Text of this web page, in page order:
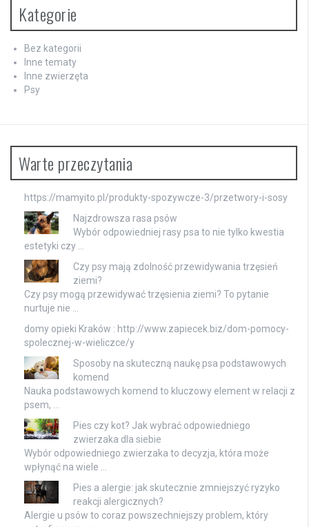
Kategorie
Bez kategorii
Inne tematy
Inne zwierzęta
Psy
Warte przeczytania
https://mamyito.pl/produkty-spozywcze-3/przetwory-i-sosy
Najzdrowsza rasa psów
Wybór odpowiedniej rasy psa to nie tylko kwestia
estetyki czy …
Czy psy mają zdolność przewidywania trzęsień
ziemi?
Czy psy mogą przewidywać trzęsienia ziemi? To pytanie
nurtuje nie …
domy opieki Kraków : http://www.zapiecek.biz/dom-pomocy-
spolecznej-w-wieliczce/y
Sposoby na skuteczną naukę psa podstawowych
komend
Nauka podstawowych komend to kluczowy element w relacji z
psem, …
Pies czy kot? Jak wybrać odpowiedniego
zwierzaka dla siebie
Wybór odpowiedniego zwierzaka to decyzja, która może
wpłynąć na wiele …
Pies a alergie: jak skutecznie zmniejszyć ryzyko
reakcji alergicznych?
Alergie u psów to coraz powszechniejszy problem, który